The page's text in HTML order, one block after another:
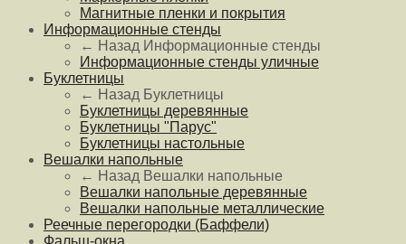
Магнитные пленки и покрытия
Информационные стенды
← Назад Информационные стенды
Информационные стенды уличные
Буклетницы
← Назад Буклетницы
Буклетницы деревянные
Буклетницы "Парус"
Буклетницы настольные
Вешалки напольные
← Назад Вешалки напольные
Вешалки напольные деревянные
Вешалки напольные металлические
Реечные перегородки (Баффели)
Фальш-окна